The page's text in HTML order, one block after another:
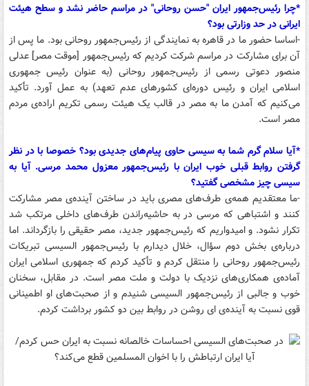
*چرا رئیس‌جمهور ایران "حسن روحانی" در مراسم حاضر نشد و سطح هیئت
ایرانی در حد وزارتی بود؟
-اساسا حضور ما در قاهره به نمایندگی از رئیس‌جمهور روحانی بود. ما پس از
آن برای مشارکت در مراسم شرکت کردیم که رئیس‌جمهور [موقت مصر] عدلی
منصور دعوتی رسمی از رئیس‌جمهور روحانی (به عنوان رئیس ‌جمهوری
اسلامی ایران و رئیس دوره‌ای کشورهای عدم تعهد) به عمل آورد. تأکید
می‌کنیم که آمدن ما به مصر در قالب یک هیئت رسمی تکریم اراده‌ی مردم
مصر است.
*آیا سلام گرم شما به سیسی حاوی پیام‌های جدیدی بود؟ خصوصا با در نظر
گرفتن روابط قبلی خوب ایران با رئیس‌جمهور معزول محمد مرسی. آیا به
سیسی چیز مشخصی گفتید؟
-ما معتقدیم همه‌ی طرف‌های مصری باید در ساختن آینده‌ی مصر مشارکت
کنند و اشتباهی که مرسی در به حاشیه‌راندن طرف‌های داخلی مرتکب شد
تکرار نشود. و امیدواریم که رئیس‌جمهور جدید، مصر حقیقی را بازگرداند. اما
درباره‌ی بخش دوم سؤال، خلال دیدارم با رئیس‌جمهور السیسی تبریکات
رئیس‌جمهور روحانی را منتقل کردم و تأکید کردم که جمهوری اسلامی ایران
آماده‌ی همکاری‌های نزدیک با دولت و ملت مصر است. در مقابل، سخنان
خوب و جالبی از رئیس‌جمهور السیسی شنیدم و از صحبت‌های او اطمینانی
قوی نسبت به آینده‌ی ای روشن در روابط بین دو کشور برداشت کردم.